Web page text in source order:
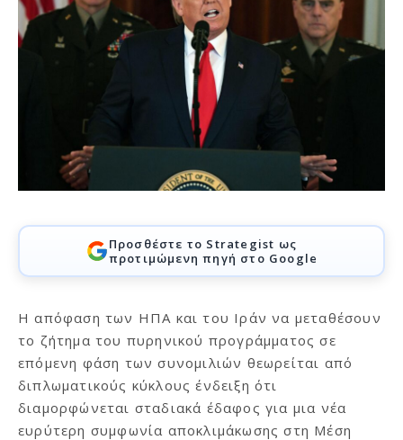
Προσθέστε το Strategist ως
προτιμώμενη πηγή στο Google
Η απόφαση των ΗΠΑ και του Ιράν να μεταθέσουν
το ζήτημα του πυρηνικού προγράμματος σε
επόμενη φάση των συνομιλιών θεωρείται από
διπλωματικούς κύκλους ένδειξη ότι
διαμορφώνεται σταδιακά έδαφος για μια νέα
ευρύτερη συμφωνία αποκλιμάκωσης στη Μέση